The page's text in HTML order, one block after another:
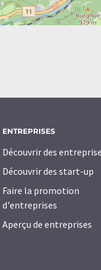
ENTREPRISES
Découvrir des
Découvrir des start-up
Faire la promotion
d'entreprises
Aperçu de entreprises